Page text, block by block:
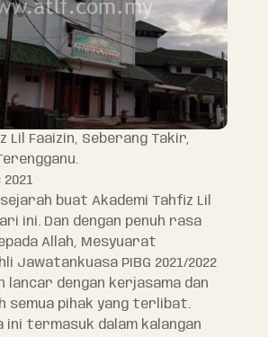
Lil Faaizin, Seberang Takir,
buat Akademi Tahfiz Lil
ini. Dan dengan penuh rasa
Allah, Mesyuarat
Jawatankuasa PIBG 2021/2022
lancar dengan kerjasama dan
semua pihak yang terlibat.
ini termasuk dalam kalangan